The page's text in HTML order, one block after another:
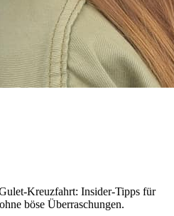
Kreuzfahrt: Insider-Tipps für
böse Überraschungen.